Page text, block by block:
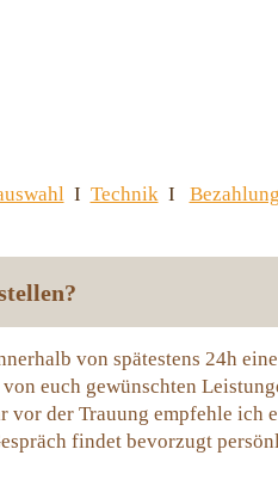
I TechnikI Bezahlung
von spätestens 24h
euch gewünschten
der Trauung empfehle
findet bevorzugt